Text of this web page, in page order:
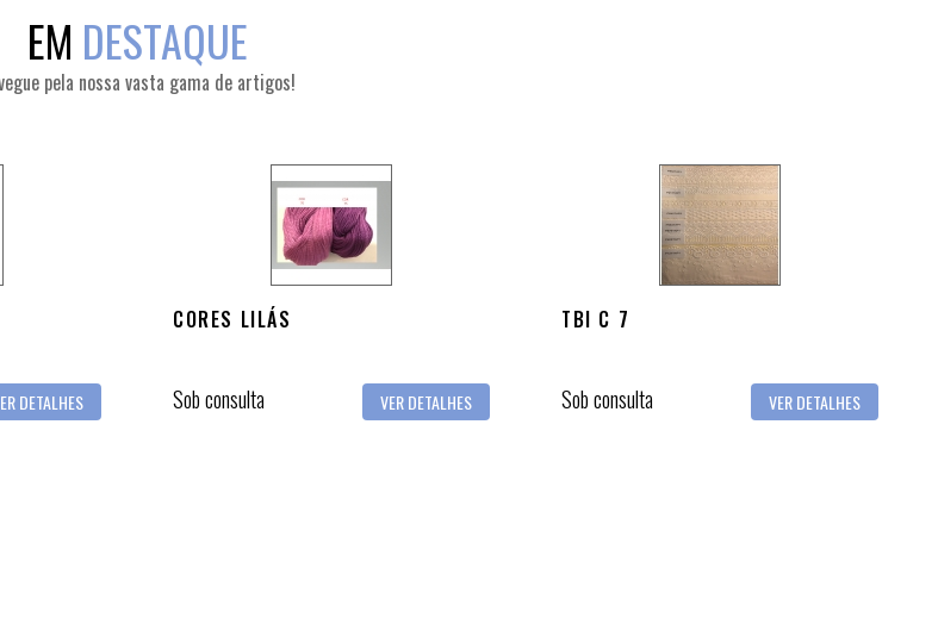
EM DESTAQUE
pela nossa vasta gama de artigos!
DETALHES
CORES LILÁS
Sob consulta VER DETALHES
TBI C 7
Sob consulta VER DETALHES